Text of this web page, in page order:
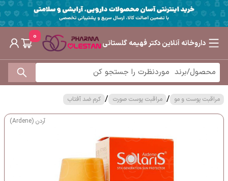
داروخانه آنلاین دکتر فهیمه گلستانی
0
مراقبت پوست و مو / مراقبت پوست صورت / کرم ضد آفتاب
آردن (Ardene)